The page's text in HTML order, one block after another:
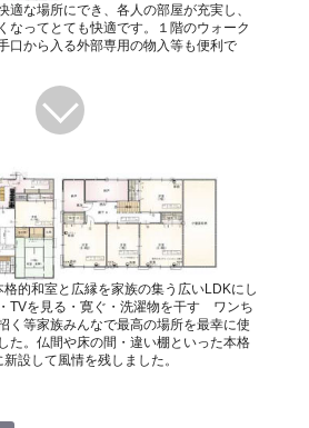
適な場所にでき、各人の部屋が充実し、
なってとても快適です。１階のウォーク
口から入る外部専用の物入等も便利で
的和室と広縁を家族の集う広いLDKにし
TVを見る・寛ぐ・洗濯物を干す ワンち
く等家族みんなで最高の場所を最幸に使
た。仏間や床の間・違い棚といった本格
設して風情を残しました。